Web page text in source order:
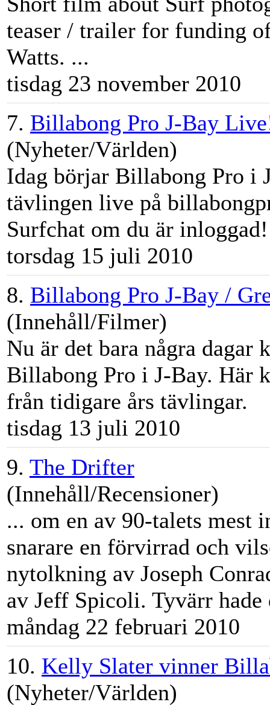
teaser / trailer for funding
Watts. ...
tisdag 23 november 2010
7. Billabong Pro J-Bay
(Nyheter/Världen)
Idag börjar Billabong Pro i
tävlingen live på
Surfchat om du är
torsdag 15 juli 2010
8. Billabong Pro J-Bay /
(Innehåll/Filmer)
Nu är det bara några dagar
Billabong Pro i J-Bay. Här
från tidigare års tävlingar.
tisdag 13 juli 2010
9. The Drifter
(Innehåll/Recensioner)
... om en av 90-talets mest
snarare en förvirrad och
nytolkning av Joseph
av Jeff Spicoli. Tyvärr
måndag 22 februari 2010
10. Kelly Slater vinner
(Nyheter/Världen)